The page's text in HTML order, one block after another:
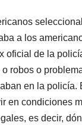
a los
oficial de la
robos o
en la
en condiciones
es decir,